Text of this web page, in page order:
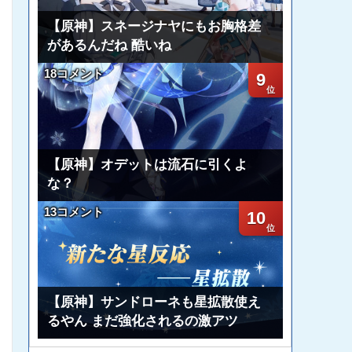
【原神】スネージナヤにもお胸格差
があるんだね 酷いね
9
18コメント
【原神】オデットは流石に引くよ
な？
10
13コメント
【原神】サンドローネも星拡散使え
るやん まだ強化されるの激アツ